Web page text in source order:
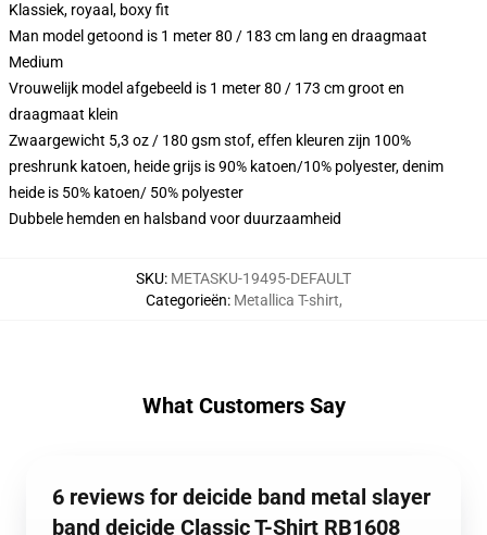
Klassiek, royaal, boxy fit
Man model getoond is 1 meter 80 / 183 cm lang en draagmaat
Medium
Vrouwelijk model afgebeeld is 1 meter 80 / 173 cm groot en
draagmaat klein
Zwaargewicht 5,3 oz / 180 gsm stof, effen kleuren zijn 100%
preshrunk katoen, heide grijs is 90% katoen/10% polyester, denim
heide is 50% katoen/ 50% polyester
Dubbele hemden en halsband voor duurzaamheid
SKU: METASKU-19495-DEFAULT
Categorieën: Metallica T-shirt,
What Customers Say
6 reviews for deicide band metal slayer
band deicide Classic T-Shirt RB1608